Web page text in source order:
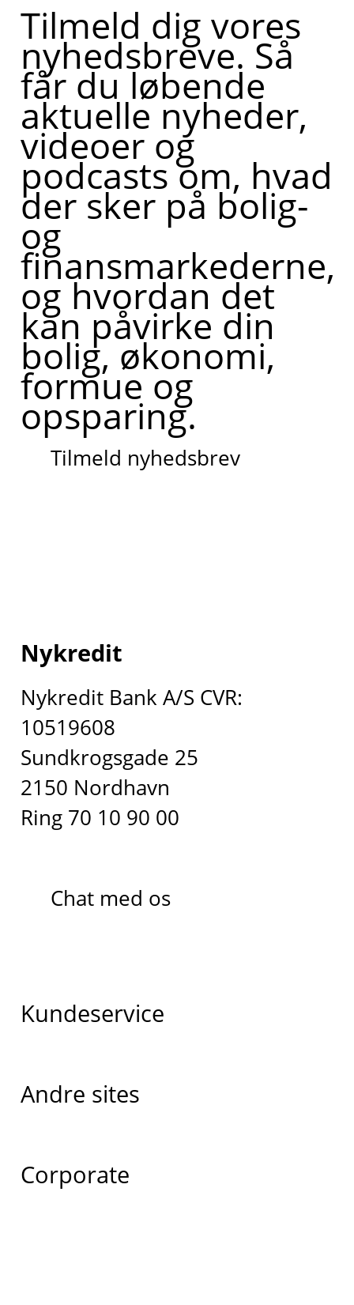
Tilmeld dig vores
nyhedsbreve. Så
får du løbende
aktuelle nyheder,
videoer og
podcasts om, hvad
der sker på bolig-
og
finansmarkederne,
og hvordan det
kan påvirke din
bolig, økonomi,
formue og
opsparing.
Tilmeld nyhedsbrev
Nykredit
Nykredit Bank A/S CVR:
10519608
Sundkrogsgade 25
2150 Nordhavn
Ring 70 10 90 00
Chat med os
Kundeservice
Andre sites
Corporate